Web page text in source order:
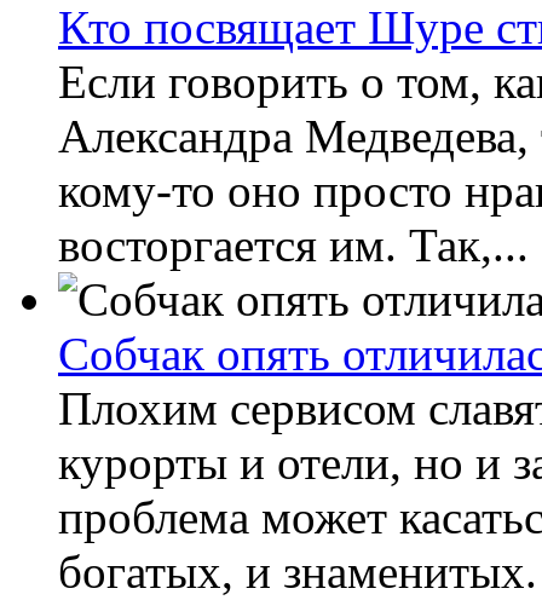
Кто посвящает Шуре
Если говорить о том,
Александра
кому-то оно просто
восторгается им. Так,...
Собчак опять
Плохим сервисом
курорты и отели, но и
проблема может
богатых, и